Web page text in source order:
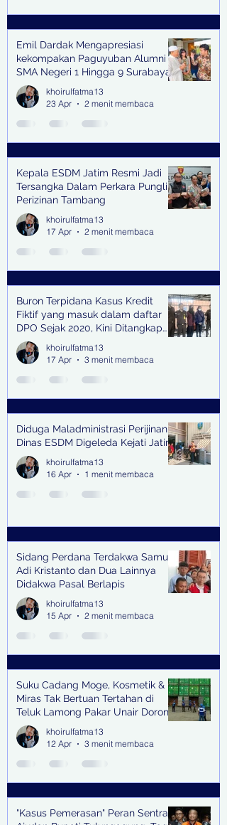
Emil Dardak Mengapresiasi
kekompakan Paguyuban Alumni
SMA Negeri 1 Hingga 9 Surabaya
(Pasmanbaya) dalam Kegiatan
Halal Bihalal
khoirulfatma13
23 Apr
2 menit membaca
Kepala ESDM Jatim Resmi Jadi
Tersangka Dalam Perkara Pungli
Perizinan Tambang
khoirulfatma13
17 Apr
2 menit membaca
Buron Terpidana Kasus Kredit
Fiktif yang masuk dalam daftar
DPO Sejak 2020, Kini Ditangkap
Kejari Surabaya
khoirulfatma13
17 Apr
3 menit membaca
Diduga Maladministrasi Perijinan,
Dinas ESDM Digeleda Kejati Jatim
khoirulfatma13
16 Apr
1 menit membaca
Sidang Perdana Terdakwa Samuel
Adi Kristanto dan Dua Lainnya
Didakwa Pasal Berlapis
khoirulfatma13
15 Apr
2 menit membaca
Suku Cadang Moge, Kosmetik &
Miras Tak Bertuan Tertahan di
Teluk Lamong Pakar Unair Dorong
Bea Cukai Kejar Big Bos Impor
Ilegal
khoirulfatma13
12 Apr
3 menit membaca
"Kasus Pemerasan" Peran Sentral